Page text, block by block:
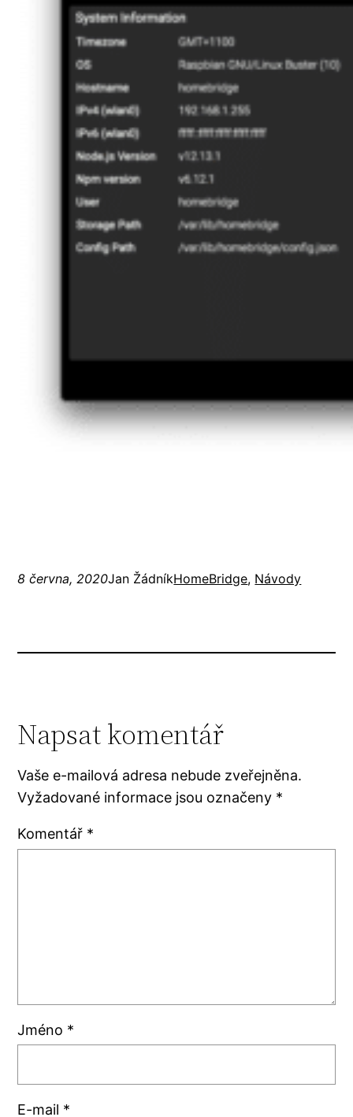
8 června, 2020Jan ŽádníkHomeBridge, Návody
Napsat komentář
Vaše e-mailová adresa nebude zveřejněna.
Vyžadované informace jsou označeny *
Komentář *
Jméno *
E-mail *